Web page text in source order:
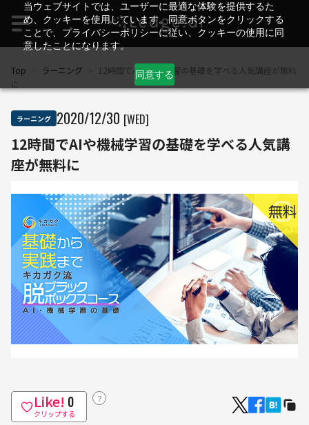
当ウェブサイトでは、ユーザーに最適な体験を提供するた
め、クッキーを使用しています。同意ボタンをクリックする
ことで、プライバシーポリシーに従い、クッキーの使用に同
意したことになります。
同意する
Top ラーニング
12時間でAIや機械学習の基礎を学べる人気講座が無料
に
ラーニング 2020/12/30 [WED]
12時間でAIや機械学習の基礎を学べる人気講
座が無料に
Like! 0
クリップする
？